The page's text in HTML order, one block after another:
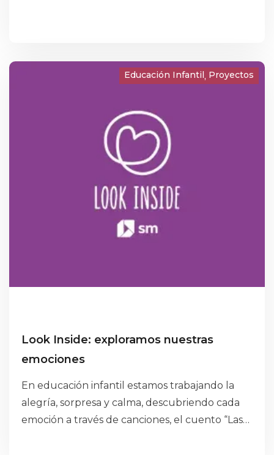
de estos primeros días, alumnos, profesores y
familias hemos compartido momentos de
comunitarias y gestos simbólicos que nos
ayudan a vivir este camino de preparación. La
corona de Adviento, la luz de las velas, los
mensajes diarios y las oraciones nos acompañan
como signos visibles de un tiempo de espera
activa, de interioridad y de ilusión.
Educación Infantil Proyectos
Look Inside: exploramos nuestras
emociones
En educación infantil estamos trabajando la
alegría, sorpresa y calma, descubriendo cada
emoción a través de canciones, el cuento “Las